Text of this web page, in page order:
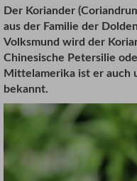
Der Koriander
aus der Familie der
Volksmund wird der
Chinesische Petersilie
Mittelamerika ist er auch
bekannt.